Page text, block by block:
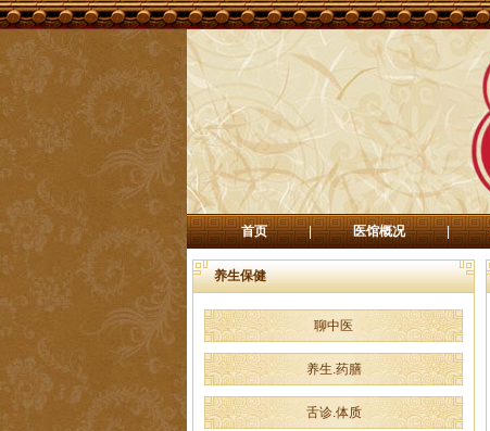
首页 | 医馆概况 |
养生保健
聊中医
养生.药膳
舌诊.体质